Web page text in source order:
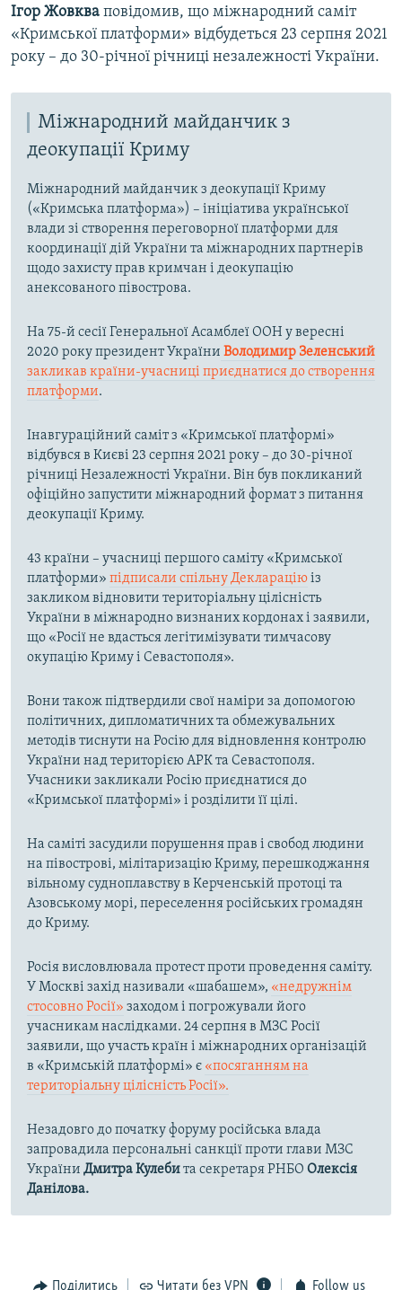
Ігор Жовква повідомив, що міжнародний саміт
«Кримської платформи» відбудеться 23 серпня 2021
року – до 30-річної річниці незалежності України.
Міжнародний майданчик з
деокупації Криму
Міжнародний майданчик з деокупації Криму
(«Кримська платформа») – ініціатива української
влади зі створення переговорної платформи для
координації дій України та міжнародних партнерів
щодо захисту прав кримчан і деокупацію
анексованого півострова.
На 75-й сесії Генеральної Асамблеї ООН у вересні
2020 року президент України Володимир Зеленський
закликав країни-учасниці приєднатися до створення
платформи.
Інавгураційний саміт з «Кримської платформі»
відбувся в Києві 23 серпня 2021 року – до 30-річної
річниці Незалежності України. Він був покликаний
офіційно запустити міжнародний формат з питання
деокупації Криму.
43 країни – учасниці першого саміту «Кримської
платформи» підписали спільну Деклараціюіз
закликом відновити територіальну цілісність
України в міжнародно визнаних кордонах і заявили,
що «Росії не вдасться легітимізувати тимчасову
окупацію Криму і Севастополя».
Вони також підтвердили свої наміри за допомогою
політичних, дипломатичних та обмежувальних
методів тиснути на Росію для відновлення контролю
України над територією АРК та Севастополя.
Учасники закликали Росію приєднатися до
«Кримської платформі» і розділити її цілі.
На саміті засудили порушення прав і свобод людини
на півострові, мілітаризацію Криму, перешкоджання
вільному судноплавству в Керченській протоці та
Азовському морі, переселення російських громадян
до Криму.
Росія висловлювала протест проти проведення саміту.
У Москві захід називали «шабашем», «недружнім
стосовно Росії» заходом і погрожували його
учасникам наслідками. 24 серпня в МЗС Росії
заявили, що участь країн і міжнародних організацій
в «Кримській платформі» є «посяганням на
територіальну цілісність Росії».
Незадовго до початку форуму російська влада
запровадила персональні санкції проти глави МЗС
України Дмитра Кулебита секретаря РНБО Олексія
Данілова.
Поділитись Читати без VPN Follow us